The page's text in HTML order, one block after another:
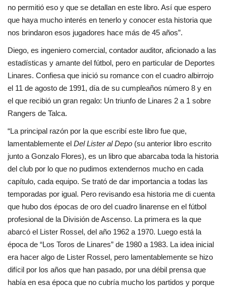
no permitió eso y que se detallan en este libro. Así que espero
que haya mucho interés en tenerlo y conocer esta historia que
nos brindaron esos jugadores hace más de 45 años”.
Diego, es ingeniero comercial, contador auditor, aficionado a las
estadísticas y amante del fútbol, pero en particular de Deportes
Linares. Confiesa que inició su romance con el cuadro albirrojo
el 11 de agosto de 1991, día de su cumpleaños número 8 y en
el que recibió un gran regalo: Un triunfo de Linares 2 a 1 sobre
Rangers de Talca.
“La principal razón por la que escribí este libro fue que,
lamentablemente el Del Lister al Depo (su anterior libro escrito
junto a Gonzalo Flores), es un libro que abarcaba toda la historia
del club por lo que no pudimos extendernos mucho en cada
capítulo, cada equipo. Se trató de dar importancia a todas las
temporadas por igual. Pero revisando esa historia me di cuenta
que hubo dos épocas de oro del cuadro linarense en el fútbol
profesional de la División de Ascenso. La primera es la que
abarcó el Lister Rossel, del año 1962 a 1970. Luego está la
época de “Los Toros de Linares” de 1980 a 1983. La idea inicial
era hacer algo de Lister Rossel, pero lamentablemente se hizo
difícil por los años que han pasado, por una débil prensa que
había en esa época que no cubría mucho los partidos y porque